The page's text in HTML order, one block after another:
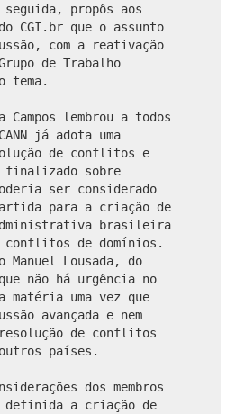
propôs aos
do CGI.br que o assunto
com a reativação
de Trabalho
tema.
Campos lembrou a todos
já adota uma
de conflitos e
finalizado sobre
ser considerado
para a criação de
brasileira
conflitos de domínios.
Lousada, do
não há urgência no
matéria uma vez que
avançada e nem
resolução de conflitos
países.
dos membros
definida a criação de